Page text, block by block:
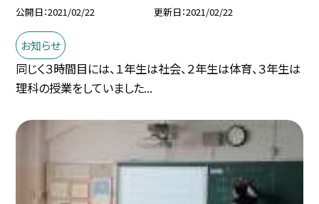
公開日 2021/02/22 更新日 2021/02/22
お知らせ
同じく３時間目には、１年生は社会、２年生は体育、３年生は
理科の授業をしていました...